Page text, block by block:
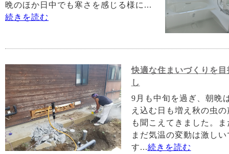
晩のほか日中でも寒さを感じる様に...
続きを読む
快適な住まいづくりを目
し
9月も中旬を過ぎ、朝晩
え込む日も増え秋の虫の
も聞こえてきました。ま
まだ気温の変動は激しい
す...続きを読む